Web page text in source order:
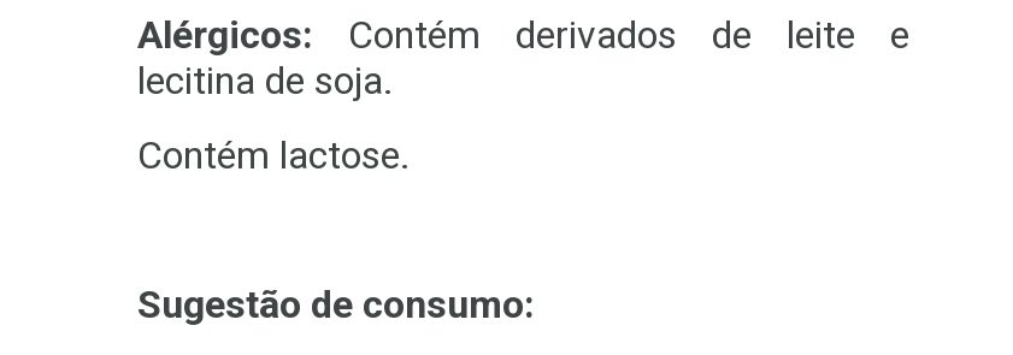
Alérgicos: Contém derivados de leite e
lecitina de soja.
Contém lactose.
Sugestão de consumo: